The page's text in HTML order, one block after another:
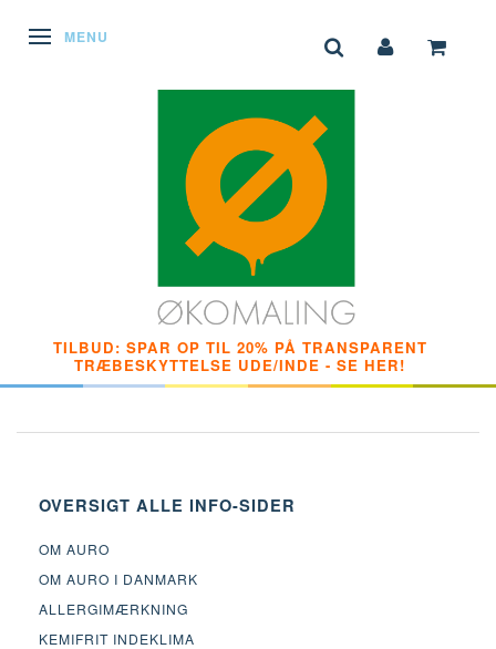
SKIFTE NAVIGATION
MENU
TILBUD: SPAR OP TIL 20% PÅ TRANSPARENT
TRÆBESKYTTELSE UDE/INDE - SE HER!
OVERSIGT ALLE INFO-SIDER
OM AURO
OM AURO I DANMARK
ALLERGIMÆRKNING
KEMIFRIT INDEKLIMA